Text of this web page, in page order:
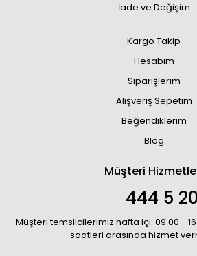
İade ve Değişim
Kargo Takip
Hesabım
Siparişlerim
Alışveriş Sepetim
Beğendiklerim
Blog
Müşteri
444 5
Müşteri temsilcilerimiz hafta içi: 09:00 -
saatleri arasında hizmet